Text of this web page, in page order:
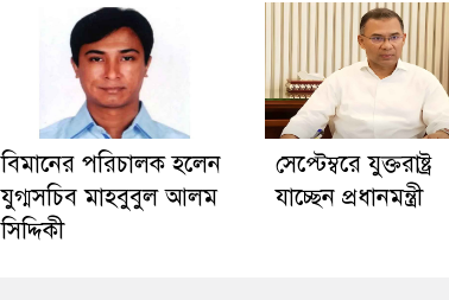
বিমানের পরিচালক হলেন
যুগ্মসচিব মাহবুবুল আলম
সিদ্দিকী
সেপ্টেম্বরে যুক্তরাষ্ট্র
যাচ্ছেন প্রধানমন্ত্রী